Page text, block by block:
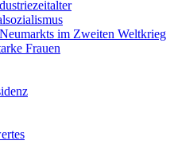
im Zweiten Weltkrieg
Frauen